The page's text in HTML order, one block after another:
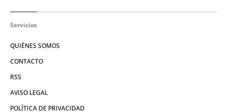
Servicios
QUIÉNES SOMOS
CONTACTO
RSS
AVISO LEGAL
POLÍTICA DE PRIVACIDAD